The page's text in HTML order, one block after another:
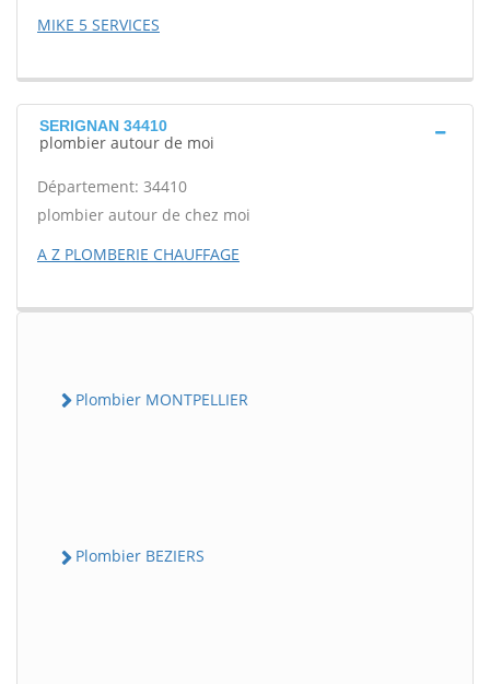
MIKE 5 SERVICES
SERIGNAN 34410
plombier autour de moi
Département: 34410
plombier autour de chez moi
A Z PLOMBERIE CHAUFFAGE
Plombier MONTPELLIER
Plombier BEZIERS